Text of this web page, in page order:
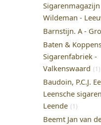
Wildeman -
Barnstijn. A -
Baten &
Sigarenfabriek -
Valkenswaard (1)
Baudoin, P.C.J.
Leensche
Leende (1)
Beemt Jan van